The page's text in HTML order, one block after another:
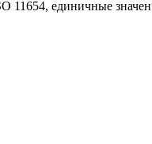
11654, единичные